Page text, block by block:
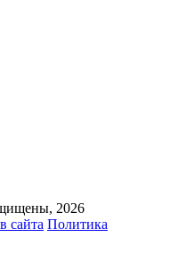
2026
сайта Политика